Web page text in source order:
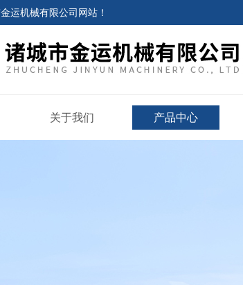
运机械有限公司网站 ！
关于我们 产品中心